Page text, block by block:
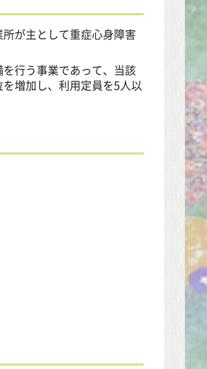
が主として重症心身障害
行う事業であって、当該
増加し、利用定員を5人以